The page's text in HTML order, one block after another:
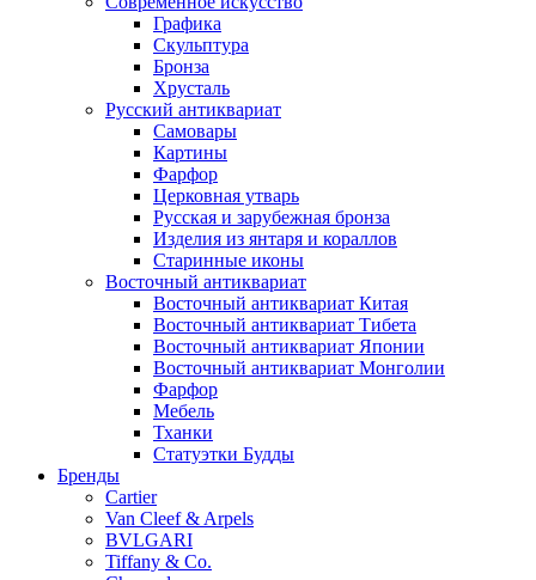
Графика
Скульптура
Бронза
Хрусталь
Русский антиквариат
Самовары
Картины
Фарфор
Церковная утварь
Русская и зарубежная бронза
Изделия из янтаря и кораллов
Старинные иконы
Восточный антиквариат
Восточный антиквариат Китая
Восточный антиквариат Тибета
Восточный антиквариат Японии
Восточный антиквариат Монголии
Фарфор
Мебель
Тханки
Статуэтки Будды
Бренды
Cartier
Van Cleef & Arpels
BVLGARI
Tiffany & Co.